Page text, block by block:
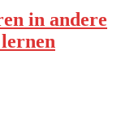
in andere